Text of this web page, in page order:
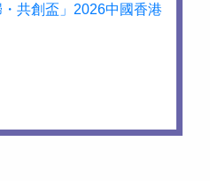
共創盃」2026中國香港